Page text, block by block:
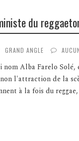
du
GRAND ANGLE
nom Alba Farelo Solé,
l'attraction de la
à la fois du reggae,